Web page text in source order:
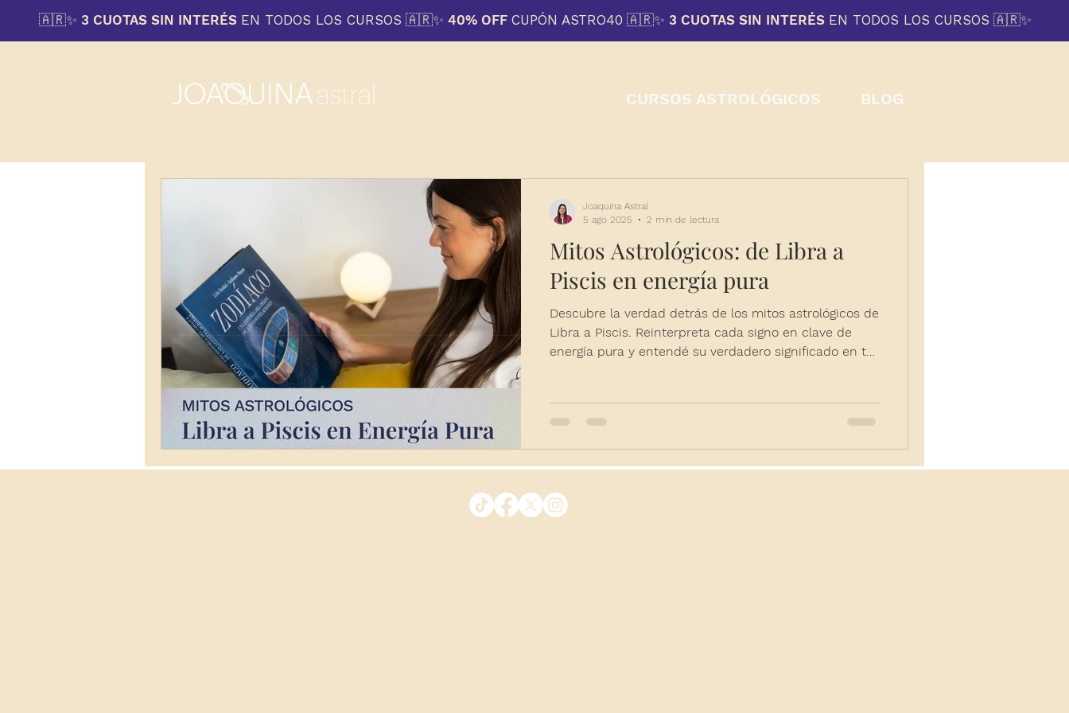
🇦🇷✨ 3 CUOTAS SIN INTERÉS EN TODOS LOS CURSOS 🇦🇷✨ 40% OFF CUPÓN ASTRO40 🇦🇷✨ 3 CUOTAS SIN INTERÉS EN TODOS LOS CURSOS 🇦🇷✨
CURSOS ASTROLÓGICOS BLOG
Mitos Astrológicos: de Libra a
Piscis en energía pura
Descubre la verdad detrás de los mitos astrológicos de
Libra a Piscis. Reinterpreta cada signo en clave de
energía pura y entendé su verdadero significado en tu
Joaquina Astral
5 ago 2025
2 min de lectura